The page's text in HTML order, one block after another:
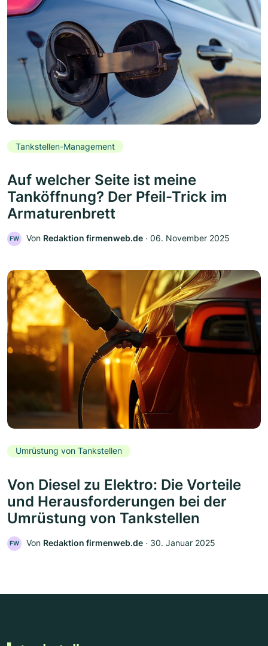
Tankstellen-Management
Auf welcher Seite ist meine
Tanköffnung? Der Pfeil-Trick im
Armaturenbrett
FW Von Redaktion firmenweb.de ‧ 06. November 2025
Umrüstung von Tankstellen
Von Diesel zu Elektro: Die Vorteile
und Herausforderungen bei der
Umrüstung von Tankstellen
FW Von Redaktion firmenweb.de ‧ 30. Januar 2025